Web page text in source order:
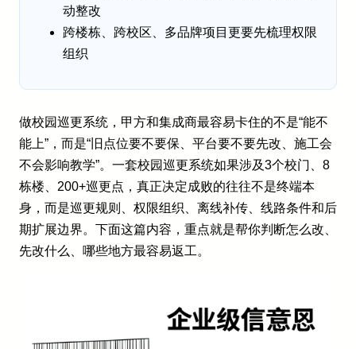
动整改
跨楼栋、跨校区、多品牌项目更要先梳理权限
组织
做校园巡更系统，甲方和集成商最容易卡住的不是“能不
能上”，而是“旧点位要不要保、平台要不要先改、施工会
不会影响教学”。一套校园巡更系统如果涉及3个校门、8
栋楼、200+巡更点，真正决定成败的往往不是终端本
身，而是巡更规则、权限组织、离线补传、线路条件和后
期扩展边界。下面这篇内容，重点就是帮你判断怎么改、
先改什么、哪些地方最容易返工。